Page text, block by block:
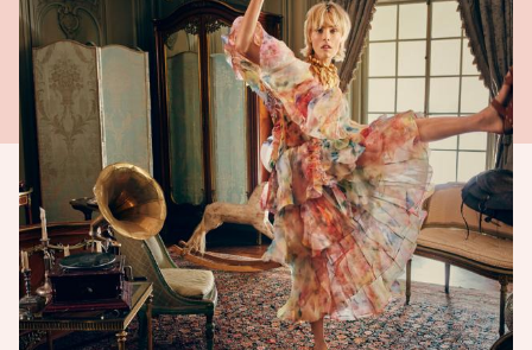
Untermenü
Untermenü
Untermenü